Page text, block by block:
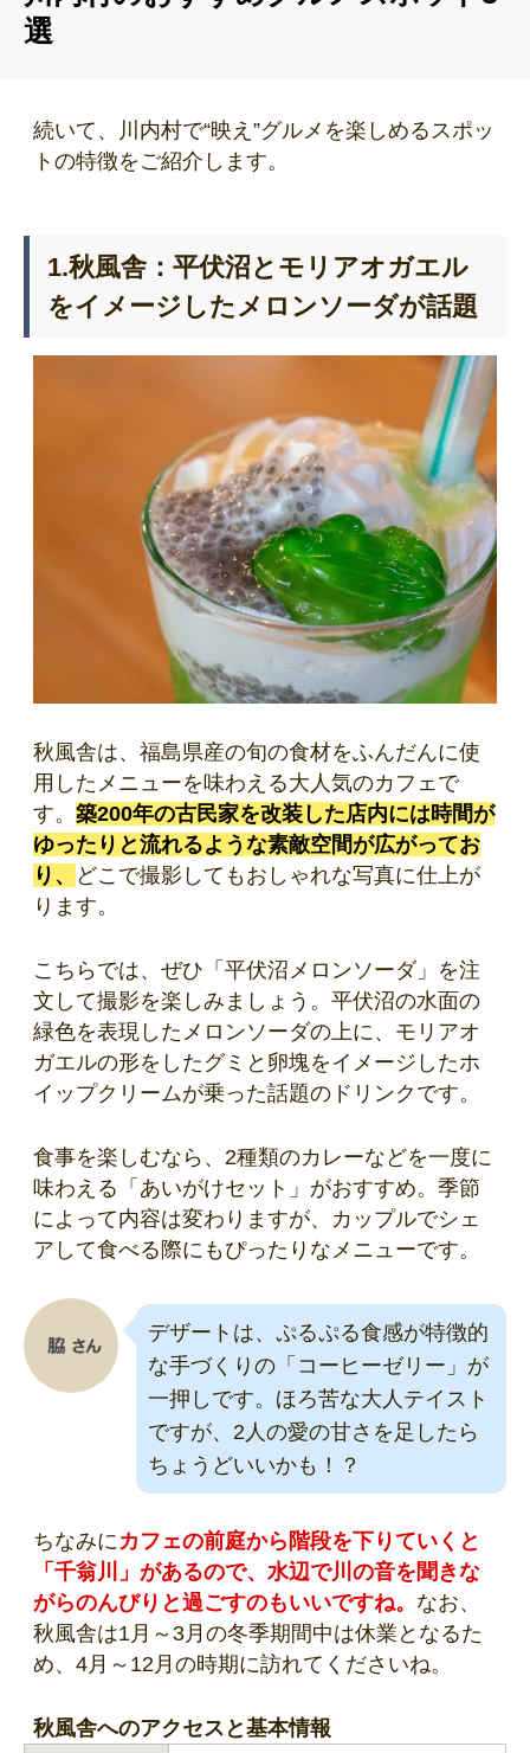
選
続いて、川内村で“映え”グルメを楽しめるスポッ
トの特徴をご紹介します。
1.秋風舎：平伏沼とモリアオガエル
をイメージしたメロンソーダが話題
秋風舎は、福島県産の旬の食材をふんだんに使
用したメニューを味わえる大人気のカフェで
す。 築200年の古民家を改装した店内には時間が
ゆったりと流れるような素敵空間が広がってお
り、 どこで撮影してもおしゃれな写真に仕上が
ります。
こちらでは、ぜひ「平伏沼メロンソーダ」を注
文して撮影を楽しみましょう。平伏沼の水面の
緑色を表現したメロンソーダの上に、モリアオ
ガエルの形をしたグミと卵塊をイメージしたホ
イップクリームが乗った話題のドリンクです。
食事を楽しむなら、2種類のカレーなどを一度に
味わえる「あいがけセット」がおすすめ。季節
によって内容は変わりますが、カップルでシェ
アして食べる際にもぴったりなメニューです。
デザートは、ぷるぷる食感が特徴的
な手づくりの「コーヒーゼリー」が
一押しです。ほろ苦な大人テイスト
ですが、2人の愛の甘さを足したら
ちょうどいいかも！？
ちなみにカフェの前庭から階段を下りていくと
「千翁川」があるので、水辺で川の音を聞きな
がらのんびりと過ごすのもいいですね。 なお、
秋風舎は1月～3月の冬季期間中は休業となるた
め、4月～12月の時期に訪れてくださいね。
秋風舎へのアクセスと基本情報